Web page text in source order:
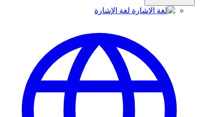
لغة الإشارة